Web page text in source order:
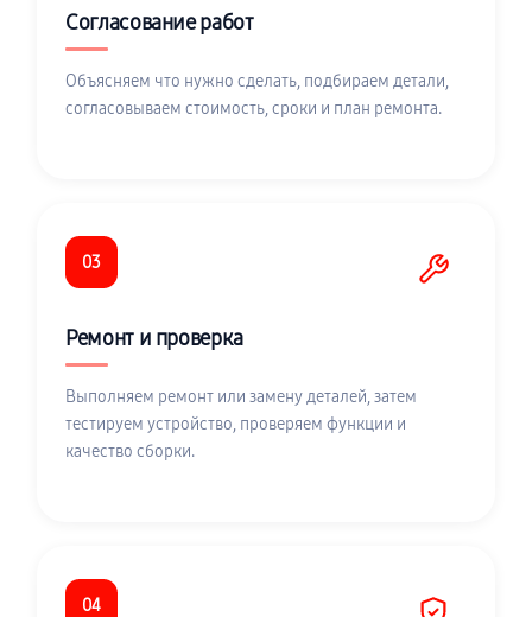
Согласование работ
Объясняем что нужно сделать, подбираем детали,
согласовываем стоимость, сроки и план ремонта.
03
Ремонт и проверка
Выполняем ремонт или замену деталей, затем
тестируем устройство, проверяем функции и
качество сборки.
04